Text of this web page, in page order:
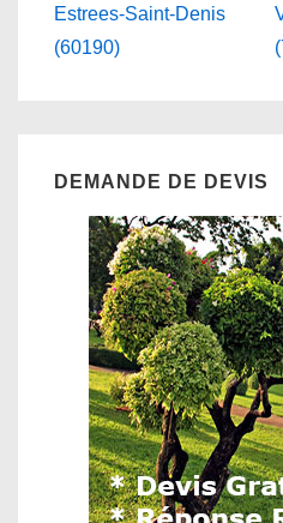
l’article
is
Estrees-Saint-Denis
(60190)
DEMANDE DE DEVIS